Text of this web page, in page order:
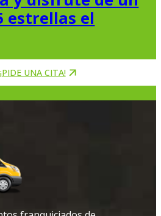
estrellas el
¡PIDE UNA CITA!